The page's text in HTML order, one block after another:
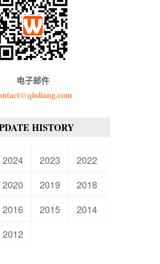
电子邮件
HISTORY
2024 2023
2022
2020 2019
2018
2016 2015
2014
2012